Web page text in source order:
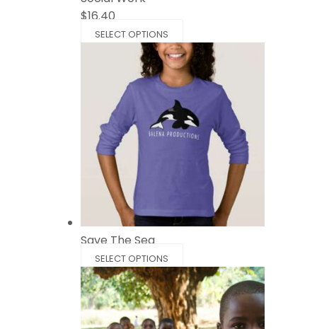
$16.40
SELECT OPTIONS
Save The Sea
SELECT OPTIONS